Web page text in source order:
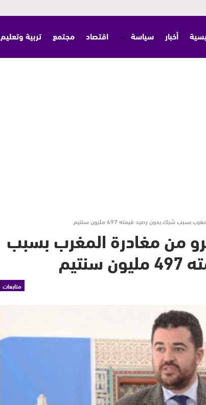
أخبار سياسة اقتصاد مجتمع تربية وتعليم
شيك بدون رصيد قيمته 497 مليون سنتيم
من مغادرة المغرب بسبب
متابعات